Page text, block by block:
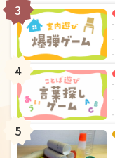
3
4
5